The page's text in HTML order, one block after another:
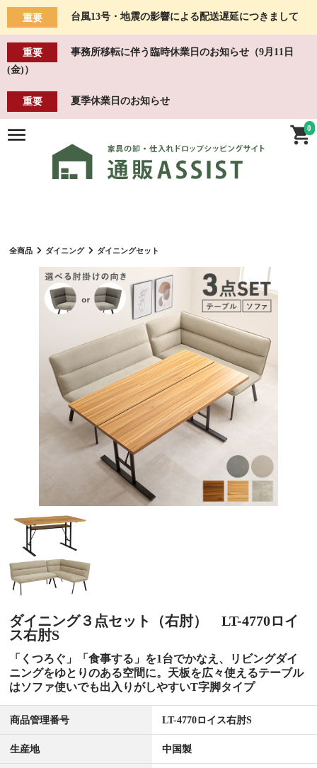
重要 台風13号・地震の影響による配送遅延につきまして
重要
事務所移転に伴う臨時休業日のお知らせ（9月11日
(金)）
重要 夏季休業日のお知らせ
0
全商品 ダイニング ダイニングセット
ダイニング３点セット（右肘） LT-4770ロイ
ス右肘S
「くつろぐ」「食事する」を1台でかなえ、リビングダイ
ニングをゆとりのある空間に。天板を広々使えるテーブル
はソファ使いでも出入りがしやすいT字脚タイプ
商品管理番号 LT-4770ロイス右肘S
生産地 中国製